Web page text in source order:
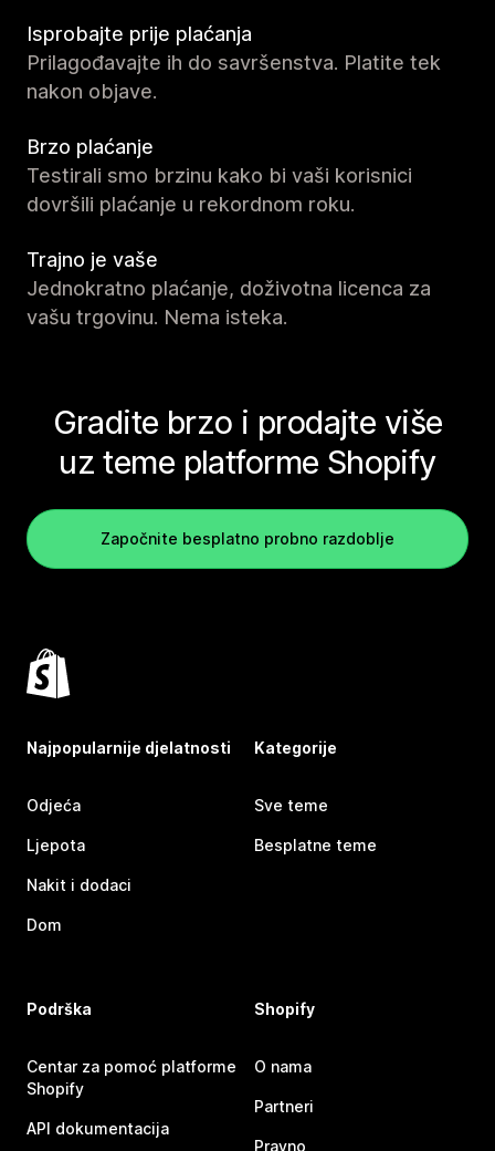
Isprobajte prije plaćanja
Prilagođavajte ih do savršenstva. Platite tek
nakon objave.
Brzo plaćanje
Testirali smo brzinu kako bi vaši korisnici
dovršili plaćanje u rekordnom roku.
Trajno je vaše
Jednokratno plaćanje, doživotna licenca za
vašu trgovinu. Nema isteka.
Gradite brzo i prodajte više
uz teme platforme Shopify
Započnite besplatno probno razdoblje
Najpopularnije djelatnosti
Odjeća
Ljepota
Nakit i dodaci
Dom
Kategorije
Sve teme
Besplatne teme
Podrška
Centar za pomoć platforme
Shopify
API dokumentacija
Shopify
O nama
Partneri
Pravno